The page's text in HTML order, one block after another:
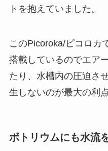
トを抱えていました。
このPicoroka/ピコロカ
搭載しているのでエア
たり、水槽内の圧迫さ
生しないのが最大の利点
ボトリウムにも水流